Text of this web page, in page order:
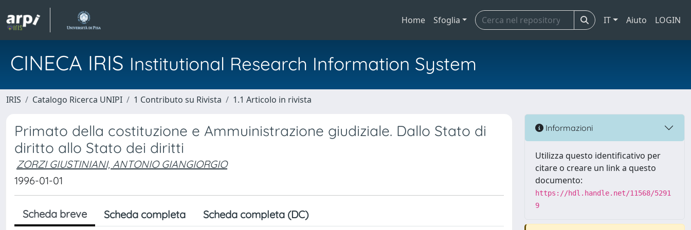
Home Sfoglia IT Aiuto LOGIN
CINECA IRIS Institutional Research Information System
IRIS Catalogo Ricerca UNIPI 1 Contributo su Rivista 1.1 Articolo in rivista
Primato della costituzione e Ammuinistrazione giudiziale. Dallo Stato di
diritto allo Stato dei diritti
ZORZI GIUSTINIANI, ANTONIO GIANGIORGIO
1996-01-01
Scheda breve Scheda completa Scheda completa (DC)
Informazioni
Utilizza questo identificativo per
citare o creare un link a questo
documento:
https://hdl.handle.net/11568/5291
9